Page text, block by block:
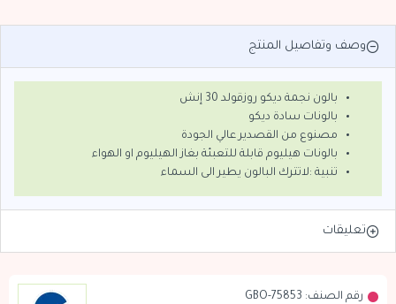
رقم الصنف: GBO-75853
وصف وتفاصيل المنتج
بالون نجمة ديكو روزقولد 30 إنش
بالونات سادة ديكو
مصنوع من القصدير عالي الجودة
بالونات هيليوم قابلة للتعبئة بغاز الهيليوم او الهواء
تنبية :لاتترك البالون يطير الى السماء
تعليقات